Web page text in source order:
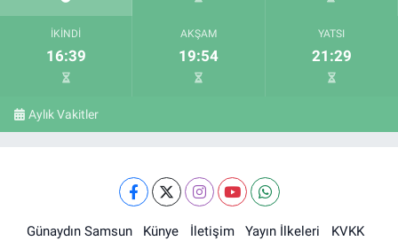
İKINDI
16:39
AKŞAM
19:54
YATSI
21:29
Aylık Vakitler
Günaydın Samsun Künye İletişim Yayın İlkeleri
KVKK